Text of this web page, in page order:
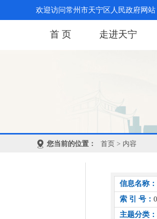
欢迎访问常州市天宁区人民政府网站
首 页 走进天宁
您当前的位置： 首页 > 内容
信息名称：
索 引 号：
主题分类：